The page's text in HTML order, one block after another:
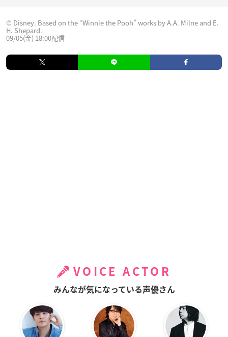
© Disney. Based on the “Winnie the Pooh” works by A.A. Milne and E.
H. Shepard.
09/05(金) 18:00配信
VOICE ACTOR
みんなが気になっている声優さん